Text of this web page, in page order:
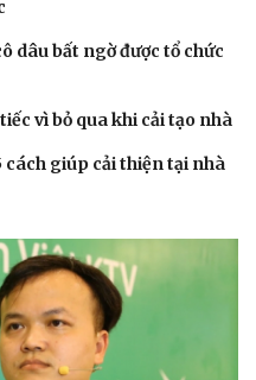
dâu bất ngờ được tổ chức
vì bỏ qua khi cải tạo nhà
cách giúp cải thiện tại nhà